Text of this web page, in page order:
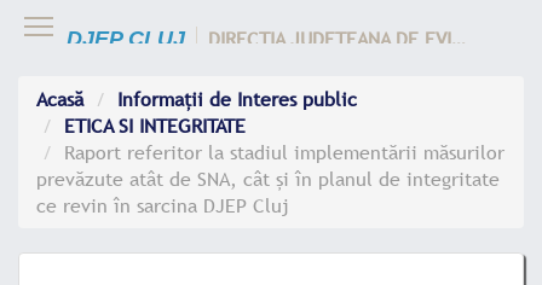
DJEP CLUJ DIRECTIA JUDETEANA DE EVIDENTA A CLUJ
Acasă
Informații de Interes public
ETICA SI INTEGRITATE
Raport referitor la stadiul implementării măsurilor
prevăzute atât de SNA, cât și în planul de integritate
ce revin în sarcina DJEP Cluj